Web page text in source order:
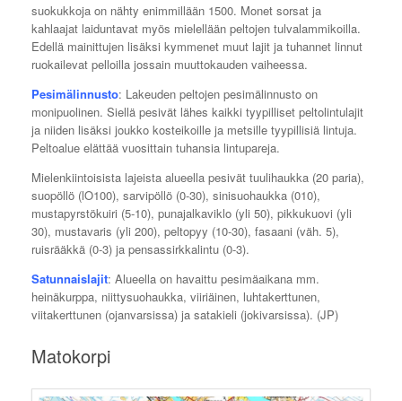
suokukkoja on nähty enimmillään 1500. Monet sorsat ja
kahlaajat laiduntavat myös mielellään peltojen tulvalammikoilla.
Edellä mainittujen lisäksi kymmenet muut lajit ja tuhannet linnut
ruokailevat pelloilla jossain muuttokauden vaiheessa.
Pesimälinnusto: Lakeuden peltojen pesimälinnusto on
monipuolinen. Siellä pesivät lähes kaikki tyypilliset peltolintulajit
ja niiden lisäksi joukko kosteikoille ja metsille tyypillisiä lintuja.
Peltoalue elättää vuosittain tuhansia lintupareja.
Mielenkiintoisista lajeista alueella pesivät tuulihaukka (20 paria),
suopöllö (lO100), sarvipöllö (0-30), sinisuohaukka (010),
mustapyrstökuiri (5-10), punajalkaviklo (yli 50), pikkukuovi (yli
30), mustavaris (yli 200), peltopyy (10-30), fasaani (väh. 5),
ruisrääkkä (0-3) ja pensassirkkalintu (0-3).
Satunnaislajit: Alueella on havaittu pesimäaikana mm.
heinäkurppa, niittysuohaukka, viiriäinen, luhtakerttunen,
viitakerttunen (ojanvarsissa) ja satakieli (jokivarsissa). (JP)
Matokorpi